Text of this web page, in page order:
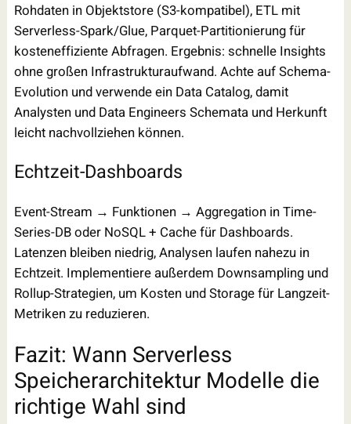
Rohdaten in Objektstore (S3-kompatibel), ETL mit
Serverless-Spark/Glue, Parquet-Partitionierung für
kosteneffiziente Abfragen. Ergebnis: schnelle Insights
ohne großen Infrastrukturaufwand. Achte auf Schema-
Evolution und verwende ein Data Catalog, damit
Analysten und Data Engineers Schemata und Herkunft
leicht nachvollziehen können.
Echtzeit-Dashboards
Event-Stream → Funktionen → Aggregation in Time-
Series-DB oder NoSQL + Cache für Dashboards.
Latenzen bleiben niedrig, Analysen laufen nahezu in
Echtzeit. Implementiere außerdem Downsampling und
Rollup-Strategien, um Kosten und Storage für Langzeit-
Metriken zu reduzieren.
Fazit: Wann Serverless
Speicherarchitektur Modelle die
richtige Wahl sind